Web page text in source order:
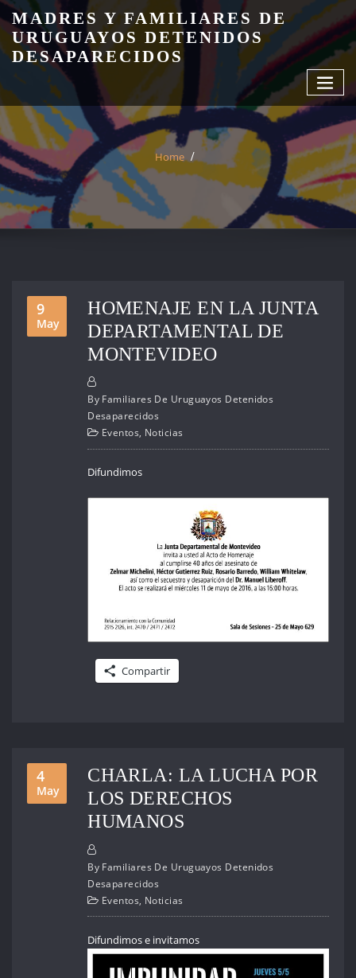
Skip
to
content
MADRES Y FAMILIARES DE
URUGUAYOS DETENIDOS
DESAPARECIDOS
Home
9
May
HOMENAJE EN LA JUNTA
DEPARTAMENTAL DE
MONTEVIDEO
By Familiares De Uruguayos Detenidos
Desaparecidos
Eventos, Noticias
Difundimos
Compartir
4
May
CHARLA: LA LUCHA POR
LOS DERECHOS
HUMANOS
By Familiares De Uruguayos Detenidos
Desaparecidos
Eventos, Noticias
Difundimos e invitamos